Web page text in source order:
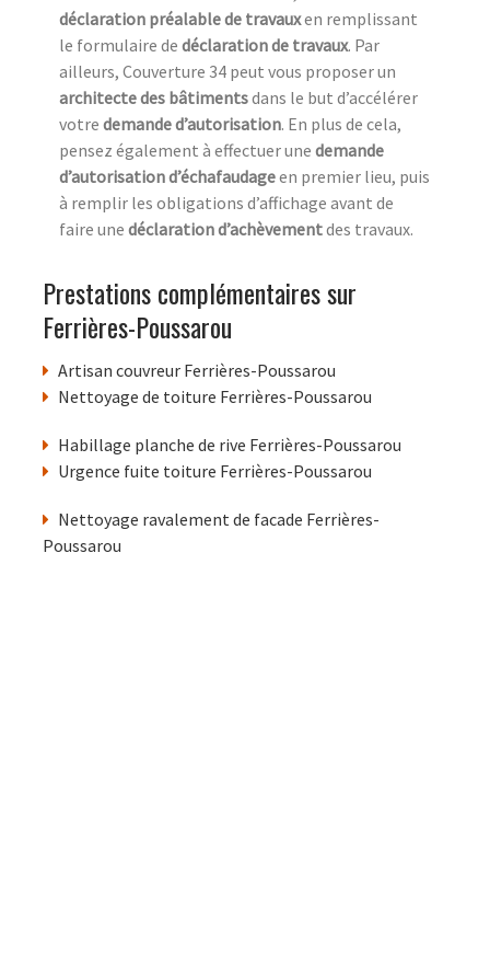
déclaration préalable de travauxen remplissant
le formulaire de déclaration de travaux. Par
ailleurs, Couverture 34 peut vous proposer un
architecte des bâtimentsdans le but d’accélérer
votre demande d’autorisation. En plus de cela,
pensez également à effectuer une demande
d’autorisation d’échafaudageen premier lieu, puis
à remplir les obligations d’affichage avant de
faire une déclaration d’achèvementdes travaux.
Prestations complémentaires sur
Ferrières-Poussarou
Artisan couvreur Ferrières-Poussarou
Nettoyage de toiture Ferrières-Poussarou
Habillage planche de rive Ferrières-Poussarou
Urgence fuite toiture Ferrières-Poussarou
Nettoyage ravalement de facade Ferrières-
Poussarou